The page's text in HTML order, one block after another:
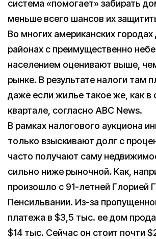
система «помогает» забирать
меньше всего шансов их
Во многих американских
районах с преимущественно
населением оценивают выше,
рынке. В результате налоги там
даже если жилье такое же, как в
квартале, согласно ABC News.
В рамках налогового аукциона
только взыскивают долг с
часто получают саму
сильно ниже рыночной. Как,
произошло с 91-летней Глорией
Пенсильвании. Из-за
платежа в $3,5 тыс. ее дом
$14 тыс. Сейчас он стоит почти